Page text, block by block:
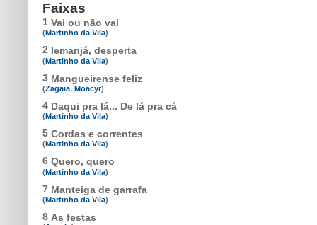
Faixas
1 Vai ou não vai
(Martinho da Vila)
2 Iemanjá, desperta
(Martinho da Vila)
3 Mangueirense feliz
(Zagaia, Moacyr)
4 Daqui pra lá... De lá pra cá
(Martinho da Vila)
5 Cordas e correntes
(Martinho da Vila)
6 Quero, quero
(Martinho da Vila)
7 Manteiga de garrafa
(Martinho da Vila)
8 As festas